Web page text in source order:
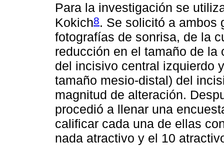
Para la investigación se
Kokich8. Se solicitó a ambos
fotografías de sonrisa, de la
reducción en el tamaño de
del incisivo central izquierdo
tamaño mesio-distal) del
magnitud de alteración.
procedió a llenar una
calificar cada una de ellas
nada atractivo y el 10